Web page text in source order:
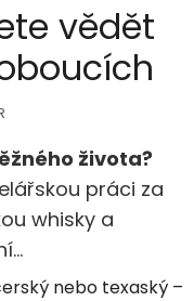
vědět
života?
práci za
whisky a
nebo texaský –